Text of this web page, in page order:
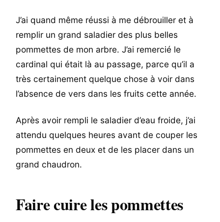
J’ai quand même réussi à me débrouiller et à
remplir un grand saladier des plus belles
pommettes de mon arbre. J’ai remercié le
cardinal qui était là au passage, parce qu’il a
très certainement quelque chose à voir dans
l’absence de vers dans les fruits cette année.
Après avoir rempli le saladier d’eau froide, j’ai
attendu quelques heures avant de couper les
pommettes en deux et de les placer dans un
grand chaudron.
Faire cuire les pommettes